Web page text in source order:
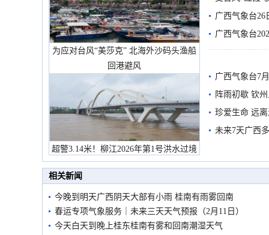
为应对台风“美莎克” 北海外沙码头渔船
回港避风
超警3.14米！柳江2026年第1号洪水过境
市民在堤岸见证汛况
有较强降雨
广西气象台26
广西气象台
预警
广西气象台7
阵雨初歇 钦
珍爱生命 远
未来7天广西
相关新闻
今晚到明天广西阴天大部有小雨 桂南有雨雾回南
春运专项气象服务｜未来三天天气预报（2月11日）
今天白天到晚上桂东桂南有雾和回南潮湿天气